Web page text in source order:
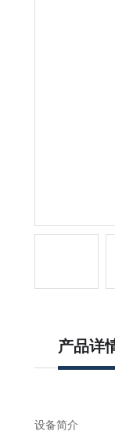
产品详
设备简介